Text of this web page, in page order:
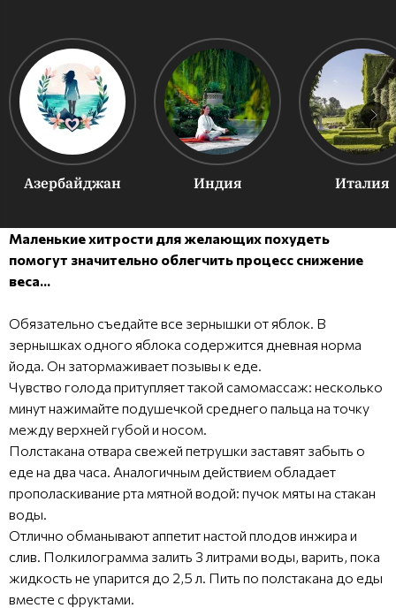
Азербайджан Индия Италия
Маленькие хитрости для желающих похудеть
помогут значительно облегчить процесс снижение
веса...
Обязательно съедайте все зернышки от яблок. В
зернышках одного яблока содержится дневная норма
йода. Он затормаживает позывы к еде.
Чувство голода притупляет такой самомассаж: несколько
минут нажимайте подушечкой среднего пальца на точку
между верхней губой и носом.
Полстакана отвара свежей петрушки заставят забыть о
еде на два часа. Аналогичным действием обладает
прополаскивание рта мятной водой: пучок мяты на стакан
воды.
Отлично обманывают аппетит настой плодов инжира и
слив. Полкилограмма залить 3 литрами воды, варить, пока
жидкость не упарится до 2,5 л. Пить по полстакана до еды
вместе с фруктами.